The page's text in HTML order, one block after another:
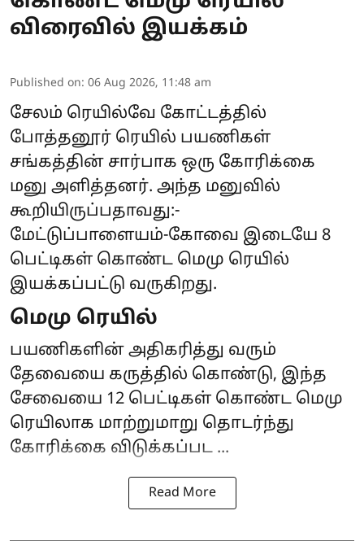
விரைவில் இயக்கம்
Published on: 06 Aug 2026, 11:48 am
சேலம் ரெயில்வே கோட்டத்தில்
போத்தனூர் ரெயில் பயணிகள்
சங்கத்தின் சார்பாக ஒரு கோரிக்கை
மனு அளித்தனர். அந்த மனுவில்
கூறியிருப்பதாவது:-
மேட்டுப்பாளையம்-கோவை இடையே 8
பெட்டிகள் கொண்ட மெமு ரெயில்
இயக்கப்பட்டு வருகிறது.
மெமு ரெயில்
பயணிகளின் அதிகரித்து வரும்
தேவையை கருத்தில் கொண்டு, இந்த
சேவையை 12 பெட்டிகள் கொண்ட மெமு
ரெயிலாக மாற்றுமாறு தொடர்ந்து
கோரிக்கை விடுக்கப்பட ...
Read More